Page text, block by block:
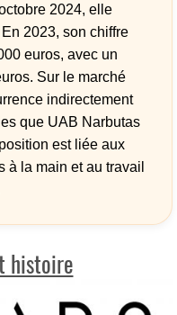
2024, elle
2023, son chiffre
euros, avec un
Sur le marché
indirectement
que UAB Narbutas
est liée aux
à la main et au travail
histoire